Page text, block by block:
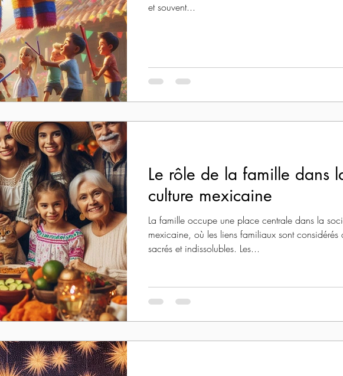
et souvent...
Le rôle de la famille dans
culture mexicaine
La famille occupe une place centrale dans la
mexicaine, où les liens familiaux sont considérés
sacrés et indissolubles. Les...